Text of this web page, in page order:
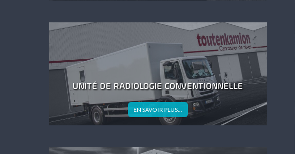
LA
SUITE
UNITÉ DE RADIOLOGIE CONVENTIONNELLE
EN SAVOIR PLUS...
UNITÉ